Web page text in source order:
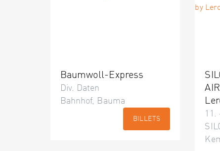
Baumwoll-Express
Div. Daten
Bahnhof, Bauma
BILLETS
11.